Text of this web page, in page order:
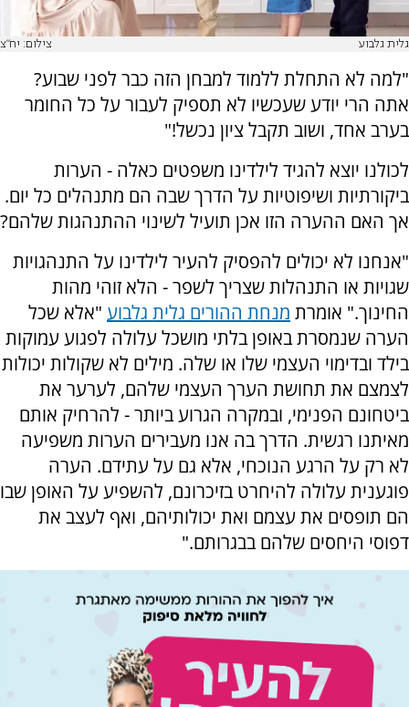
גלית גלבוע צילום: יח"צ
"למה לא התחלת ללמוד למבחן הזה כבר לפני שבוע?
אתה הרי יודע שעכשיו לא תספיק לעבור על כל החומר
בערב אחד, ושוב תקבל ציון נכשל!"
לכולנו יוצא להגיד לילדינו משפטים כאלה - הערות
ביקורתיות ושיפוטיות על הדרך שבה הם מתנהלים כל יום.
אך האם ההערה הזו אכן תועיל לשינוי ההתנהגות שלהם?
"אנחנו לא יכולים להפסיק להעיר לילדינו על התנהגויות
שגויות או התנהלות שצריך לשפר - הלא זוהי מהות
החינוך." אומרת מנחת ההורים גלית גלבוע "אלא שכל
הערה שנמסרת באופן בלתי מושכל עלולה לפגוע עמוקות
בילד ובדימוי העצמי שלו או שלה. מילים לא שקולות יכולות
לצמצם את תחושת הערך העצמי שלהם, לערער את
ביטחונם הפנימי, ובמקרה הגרוע ביותר - להרחיק אותם
מאיתנו רגשית. הדרך בה אנו מעבירים הערות משפיעה
לא רק על הרגע הנוכחי, אלא גם על עתידם. הערה
פוגענית עלולה להיחרט בזיכרונם, להשפיע על האופן שבו
הם תופסים את עצמם ואת יכולותיהם, ואף לעצב את
דפוסי היחסים שלהם בבגרותם."